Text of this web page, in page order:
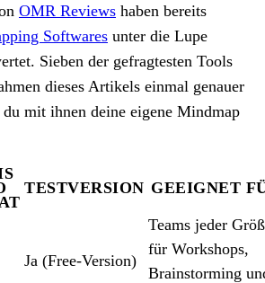
OMR Reviews haben bereits
Softwares unter die Lupe
Sieben der gefragtesten Tools
dieses Artikels einmal genauer
mit ihnen deine eigene Mindmap
TESTVERSION GEEIGNET
Ja (Free-Version)
Teams jeder
für Workshops,
Brainstorming